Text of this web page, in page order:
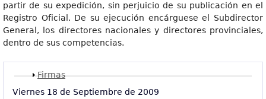
partir de su expedición, sin perjuicio de su publicación en el
Registro Oficial. De su ejecución encárguese el Subdirector
General, los directores nacionales y directores provinciales,
dentro de sus competencias.
Mostrar
Firmas
Viernes 18 de Septiembre de 2009